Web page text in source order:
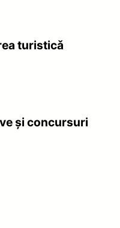
turisticǎ
şi concursuri